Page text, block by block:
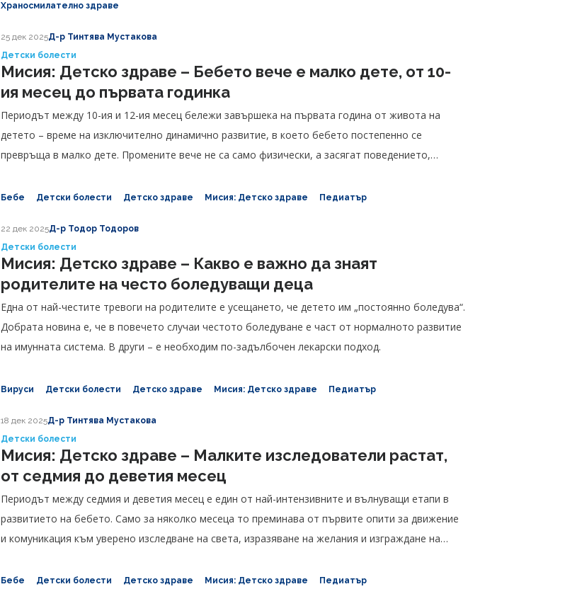
Храносмилателно здраве
25 дек 2025Д-р Тинтява Мустакова
Детски болести
Мисия: Детско здраве – Бебето вече е малко дете, от 10-
ия месец до първата годинка
Периодът между 10-ия и 12-ия месец бележи завършека на първата година от живота на
детето – време на изключително динамично развитие, в което бебето постепенно се
превръща в малко дете. Промените вече не са само физически, а засягат поведението,
Бебе Детски болести Детско здраве Мисия: Детско здраве Педиатър
22 дек 2025Д-р Тодор Тодоров
Детски болести
Мисия: Детско здраве – Какво е важно да знаят
родителите на често боледуващи деца
Една от най-честите тревоги на родителите е усещането, че детето им „постоянно боледува“.
Добрата новина е, че в повечето случаи честото боледуване е част от нормалното развитие
на имунната система. В други – е необходим по-задълбочен лекарски подход.
Вируси Детски болести Детско здраве Мисия: Детско здраве Педиатър
18 дек 2025Д-р Тинтява Мустакова
Детски болести
Мисия: Детско здраве – Малките изследователи растат,
от седмия до деветия месец
Периодът между седмия и деветия месец е един от най-интензивните и вълнуващи етапи в
развитието на бебето. Само за няколко месеца то преминава от първите опити за движение
и комуникация към уверено изследване на света, изразяване на желания и изграждане на
Бебе Детски болести Детско здраве Мисия: Детско здраве Педиатър